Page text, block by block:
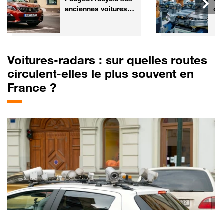
anciennes voitures
Voitures-radars : sur quelles routes
circulent-elles le plus souvent en
France ?